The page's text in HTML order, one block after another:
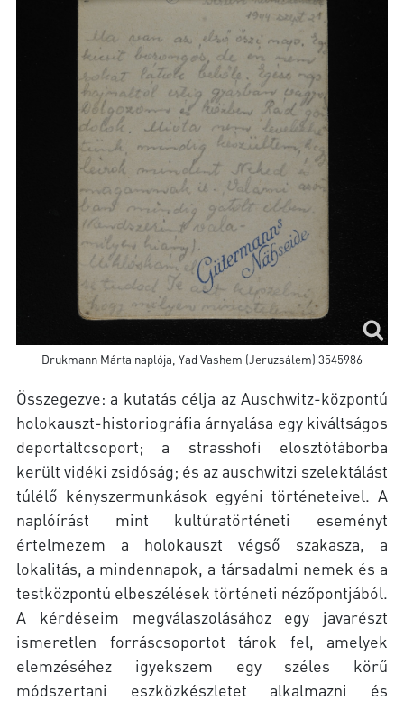
Drukmann Márta naplója, Yad Vashem (Jeruzsálem) 3545986
Összegezve: a kutatás célja az Auschwitz-központú
holokauszt-historiográfia árnyalása egy kiváltságos
deportáltcsoport; a strasshofi elosztótáborba
került vidéki zsidóság; és az auschwitzi szelektálást
túlélő kényszermunkások egyéni történeteivel. A
naplóírást mint kultúratörténeti eseményt
értelmezem a holokauszt végső szakasza, a
lokalitás, a mindennapok, a társadalmi nemek és a
testközpontú elbeszélések történeti nézőpontjából.
A kérdéseim megválaszolásához egy javarészt
ismeretlen forráscsoportot tárok fel, amelyek
elemzéséhez igyekszem egy széles körű
módszertani eszközkészletet alkalmazni és